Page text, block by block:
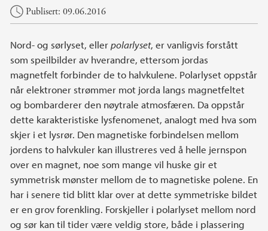
Hovedinnhold
Publisert: 09.06.2016
Nord- og sørlyset, ellerpolarlyset, er vanligvis forstått
som speilbilder av hverandre, ettersom jordas
magnetfelt forbinder de to halvkulene. Polarlyset oppstår
når elektroner strømmer mot jorda langs magnetfeltet
og bombarderer den nøytrale atmosfæren. Da oppstår
dette karakteristiske lysfenomenet, analogt med hva som
skjer i et lysrør. Den magnetiske forbindelsen mellom
jordens to halvkuler kan illustreres ved å helle jernspon
over en magnet, noe som mange vil huske gir et
symmetrisk mønster mellom de to magnetiske polene. En
har i senere tid blitt klar over at dette symmetriske bildet
er en grov forenkling. Forskjeller i polarlyset mellom nord
og sør kan til tider være veldig store, både i plassering